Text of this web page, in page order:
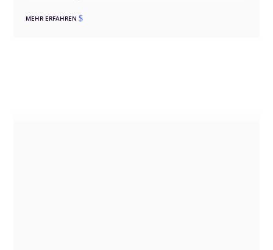
MEHR ERFAHREN$